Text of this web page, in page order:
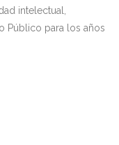
intelectual,
Público para los años